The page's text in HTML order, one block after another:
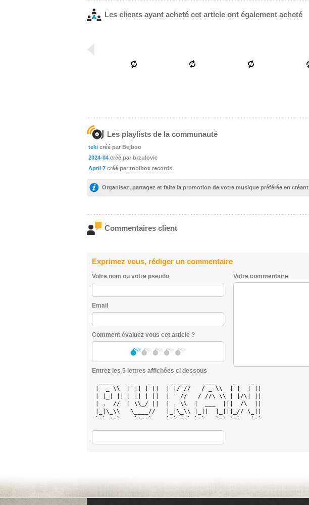
Les clients ayant acheté cet article ont également acheté
Les playlists de la communauté
teki créé par Bejboo
2024-04 créé par brzulovic
April 7 créé par toolbox records
Organisez, partagez et faite la promotion de votre musique préférée en créant
Commentaires client
Exprimez vous, rédiger un commentaire
Votre nom ou votre pseudo
Email
Comment évaluez vous cet article ?
Votre commentaire
Entrez les 5 lettres affichées ci dessous
|  _ \\  | || | ||  | |/ //   / _ \\  | |  | ||
| |_| || | || | ||  | ' //   / //\ \\ | |/\| ||
| .  //  | \\_/ ||  | . \\  |  ___  |||  /\  ||
|_|\_\\   \____//   |_|\_\\ |_||  |_|||_// \_||
`-` --`    `---`    `-` --` `-`   `-` `-`   `-`